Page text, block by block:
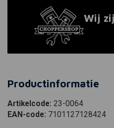
Wij
Productinformatie
Artikelcode: 23-0064
EAN-code: 7101127128424